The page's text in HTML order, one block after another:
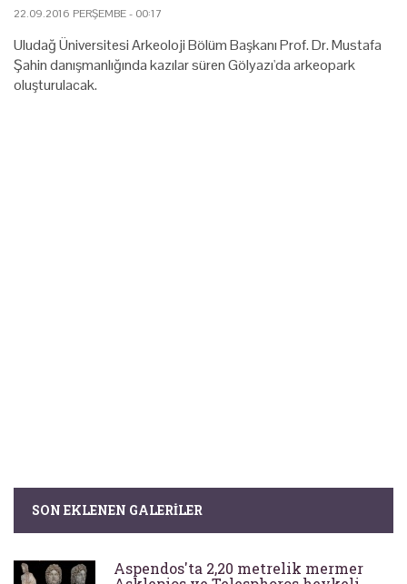
22.09.2016 PERŞEMBE - 00:17
Uludağ Üniversitesi Arkeoloji Bölüm Başkanı Prof. Dr. Mustafa
Şahin danışmanlığında kazılar süren Gölyazı'da arkeopark
oluşturulacak.
SON EKLENEN GALERILER
Aspendos'ta 2,20 metrelik mermer